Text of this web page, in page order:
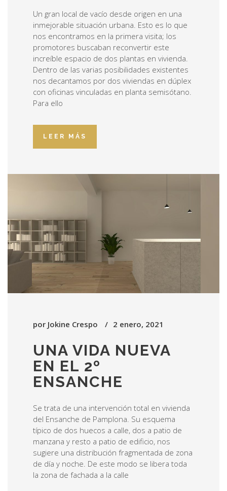
Un gran local de vacío desde origen en una
inmejorable situación urbana. Esto es lo que
nos encontramos en la primera visita; los
promotores buscaban reconvertir este
increíble espacio de dos plantas en vivienda.
Dentro de las varias posibilidades existentes
nos decantamos por dos viviendas en dúplex
con oficinas vinculadas en planta semisótano.
Para ello
LEER MÁS
por Jokine Crespo 2 enero, 2021
UNA VIDA NUEVA
EN EL 2º
ENSANCHE
Se trata de una intervención total en vivienda
del Ensanche de Pamplona. Su esquema
típico de dos huecos a calle, dos a patio de
manzana y resto a patio de edificio, nos
sugiere una distribución fragmentada de zona
de día y noche. De este modo se libera toda
la zona de fachada a la calle